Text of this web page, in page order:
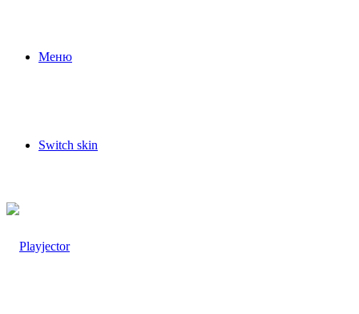
Меню
Switch skin